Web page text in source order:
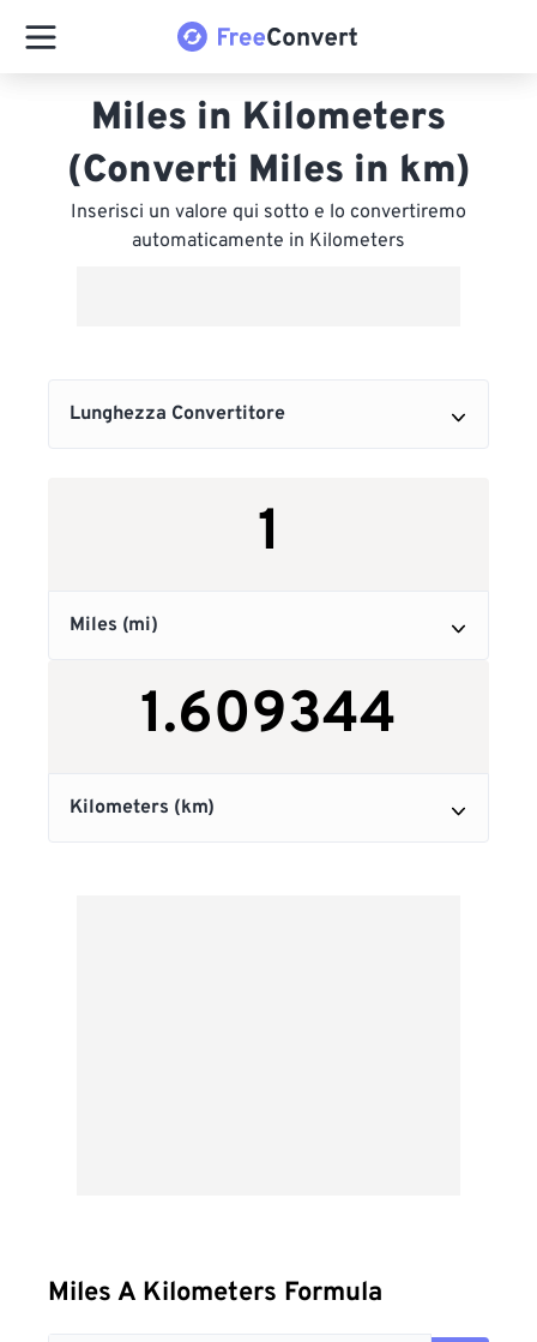
Miles in Kilometers
(Converti Miles in km)
Inserisci un valore qui sotto e lo convertiremo
automaticamente in Kilometers
Miles A Kilometers Formula